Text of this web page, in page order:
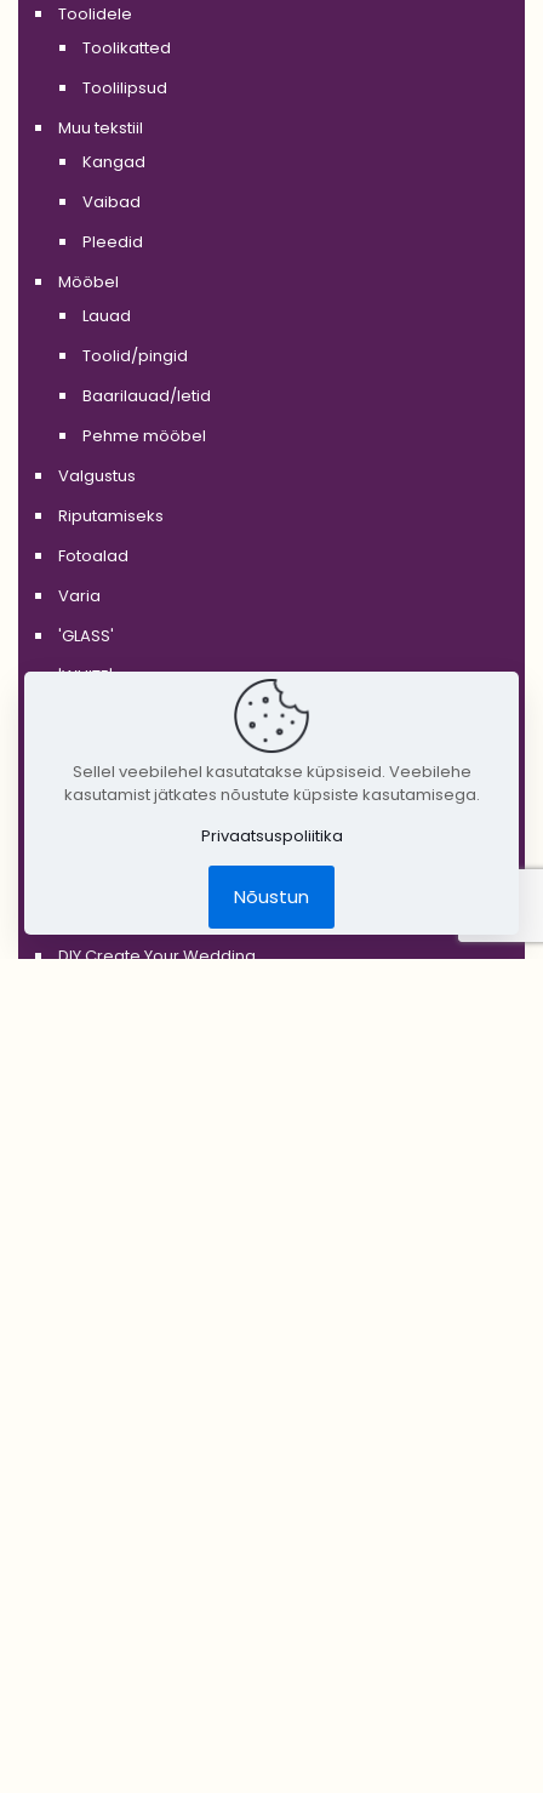
Toolidele
Toolikatted
Toolilipsud
Muu tekstiil
Kangad
Vaibad
Pleedid
Mööbel
Lauad
Toolid/pingid
Baarilauad/letid
Pehme mööbel
Valgustus
Riputamiseks
Fotoalad
Varia
'GLASS'
'WHITE'
'GOLD'
DIY Create Your Wedding
Sellel veebilehel kasutatakse küpsiseid. Veebilehe
kasutamist jätkates nõustute küpsiste kasutamisega.
Privaatsuspoliitika
Nõustun